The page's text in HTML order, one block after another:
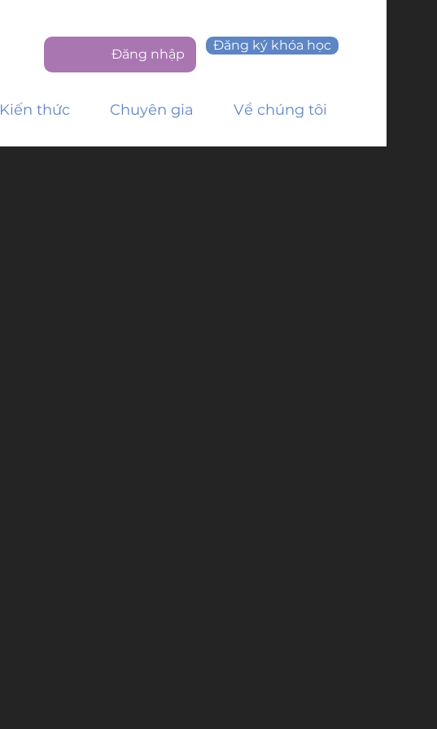
Đăng nhập
Đăng ký khóa học
Kiến thức Chuyên gia Về chúng tôi